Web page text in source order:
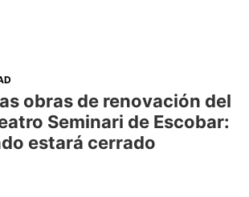
obras de renovación del
Seminari de Escobar:
estará cerrado